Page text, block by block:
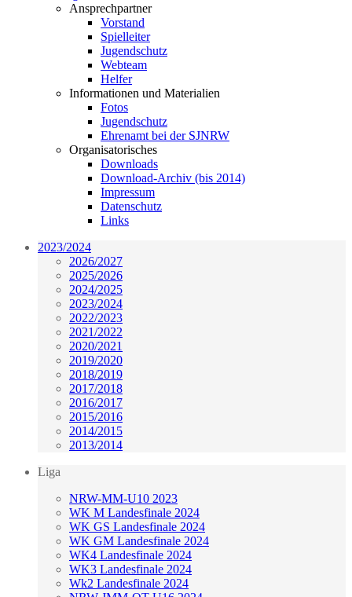
Ansprechpartner
Vorstand
Spielleiter
Jugendschutz
Webteam
Helfer
Informationen und Materialien
Fotos
Jugendschutz
Ehrenamt bei der SJNRW
Organisatorisches
Downloads
Download-Archiv (bis 2014)
Impressum
Datenschutz
Links
2023/2024
2026/2027
2025/2026
2024/2025
2023/2024
2022/2023
2021/2022
2020/2021
2019/2020
2018/2019
2017/2018
2016/2017
2015/2016
2014/2015
2013/2014
Liga
NRW-MM-U10 2023
WK M Landesfinale 2024
WK GS Landesfinale 2024
WK GM Landesfinale 2024
WK4 Landesfinale 2024
WK3 Landesfinale 2024
Wk2 Landesfinale 2024